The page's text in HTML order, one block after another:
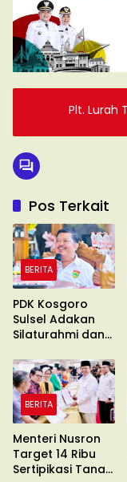
Pos Terkait
BERITA
PDK Kosgoro
Sulsel Adakan
Silaturahmi dan
BERITA
Menteri Nusron
Target 14 Ribu
Sertipikasi Tanah